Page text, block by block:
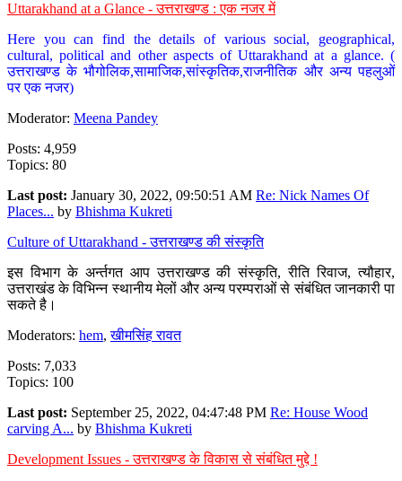
Uttarakhand at a Glance - उत्तराखण्ड : एक नजर में
Here you can find the details of various social, geographical,
cultural, political and other aspects of Uttarakhand at a glance. (
उत्तराखण्ड के भौगोलिक,सामाजिक,सांस्कृतिक,राजनीतिक और अन्य पहलुओं
पर एक नजर)
Moderator: Meena Pandey
Posts: 4,959
Topics: 80
Last post: January 30, 2022, 09:50:51 AM Re: Nick Names Of
Places... by Bhishma Kukreti
Culture of Uttarakhand - उत्तराखण्ड की संस्कृति
इस विभाग के अर्न्तगत आप उत्तराखण्ड की संस्कृति, रीति रिवाज, त्यौहार,
उत्तराखंड के विभिन्न स्थानीय मेलों और अन्य परम्पराओं से संबंधित जानकारी पा
सकते है।
Moderators: hem,खीमसिंह रावत
Posts: 7,033
Topics: 100
Last post: September 25, 2022, 04:47:48 PM Re: House Wood
carving A... by Bhishma Kukreti
Development Issues - उत्तराखण्ड के विकास से संबंधित मुद्दे !